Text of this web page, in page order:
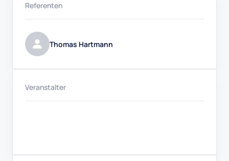
Referenten
Thomas Hartmann
Veranstalter